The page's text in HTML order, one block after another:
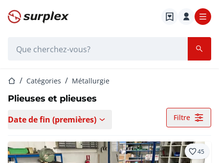
Page d'accueil
Page d'accueil
Catégories Métallurgie
Plieuses et plieuses
Date de fin (premières) Filtre
45